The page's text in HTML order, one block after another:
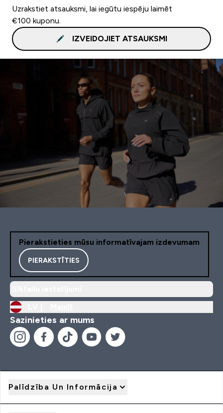
Uzrakstiet atsauksmi, lai iegūtu iespēju laimēt
€100 kuponu.
IZVEIDOJIET ATSAUKSMI
Pierakstieties mūsu informatīvajam izdevumam
PIERAKSTĪTIES
Sazinieties ar mums
Palīdzība Un Informācija